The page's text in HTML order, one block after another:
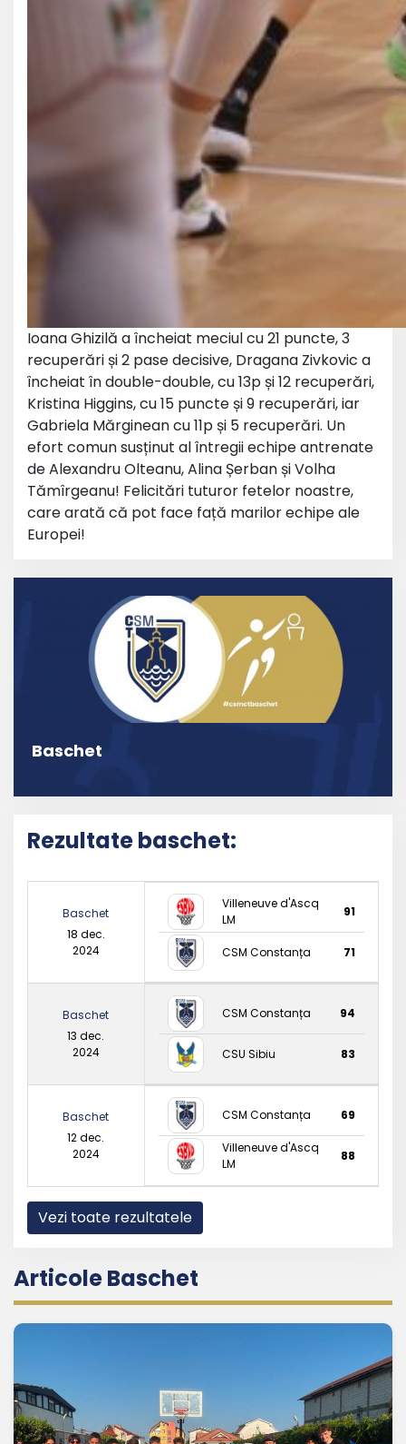
Ioana Ghizilă a încheiat meciul cu 21 puncte, 3
recuperări și 2 pase decisive, Dragana Zivkovic a
încheiat în double-double, cu 13p și 12 recuperări,
Kristina Higgins, cu 15 puncte și 9 recuperări, iar
Gabriela Mărginean cu 11p și 5 recuperări. Un
efort comun susținut al întregii echipe antrenate
deAlexandru Olteanu, Alina Șerban și Volha
Tămîrgeanu! Felicitări tuturor fetelor noastre,
care arată că pot face față marilor echipe ale
Europei!
Baschet
Rezultate baschet:
Baschet
18 dec.
2024
Villeneuve d'Ascq
LM
91
CSM Constanța 71
Baschet
13 dec.
2024
CSM Constanța 94
CSU Sibiu 83
Baschet
12 dec.
2024
CSM Constanța 69
Villeneuve d'Ascq
LM
88
Vezi toate rezultatele
Articole Baschet